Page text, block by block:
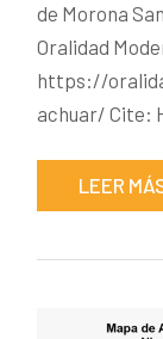
de Morona
Oralidad
https://
achuar/ Cite:
LEER